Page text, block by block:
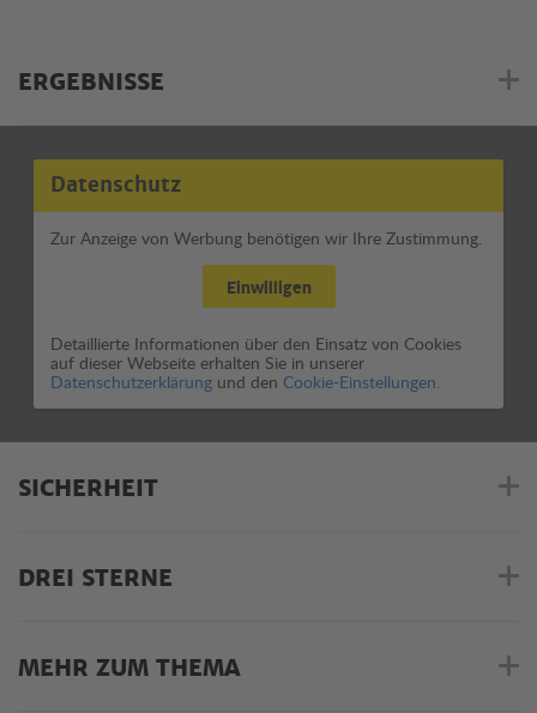
ERGEBNISSE
Datenschutz
Zur Anzeige von Werbung benötigen wir Ihre Zustimmung.
Einwilligen
Detaillierte Informationen über den Einsatz von Cookies
auf dieser Webseite erhalten Sie in unserer
Datenschutzerklärung und den Cookie-Einstellungen.
SICHERHEIT
DREI STERNE
MEHR ZUM THEMA